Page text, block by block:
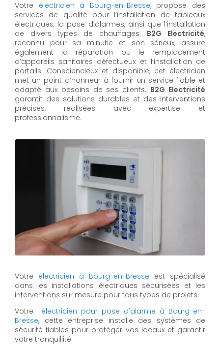
Votre électricien à Bourg-en-Bresse,propose des
services de qualité pour l’installation de tableaux
électriques, la pose d’alarmes, ainsi que l’installation
de divers types de chauffages. B2G Electricité,
reconnu pour sa minutie et son sérieux, assure
également la réparation ou le remplacement
d’appareils sanitaires défectueux et l’installation de
portails. Consciencieux et disponible, cet électricien
met un point d’honneur à fournir un service fiable et
adapté aux besoins de ses clients. B2G Electricité
garantit des solutions durables et des interventions
précises, réalisées avec expertise et
professionnalisme.
Votre électricien à Bourg-en-Bresse est spécialisé
dans les installations électriques sécurisées et les
interventions sur mesure pour tous types de projets.
Votre électricien pour pose d'alarme à Bourg-en-
Bresse, cette entreprise installe des systèmes de
sécurité fiables pour protéger vos locaux et garantir
votre tranquillité.